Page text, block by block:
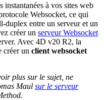
à vos sites web
Websocket, ce qui
duplex entre un serveur et un
créer un serveur Websocket
Avec 4D v20 R2, la
créer un client websocket
plus sur le sujet, ne
Maul sur le serveur